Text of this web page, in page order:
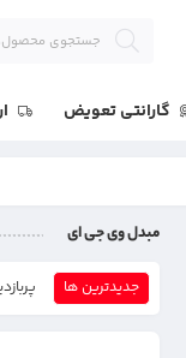
گارانتی تعویض
مبدل وی جی ای
جدیدترین ها